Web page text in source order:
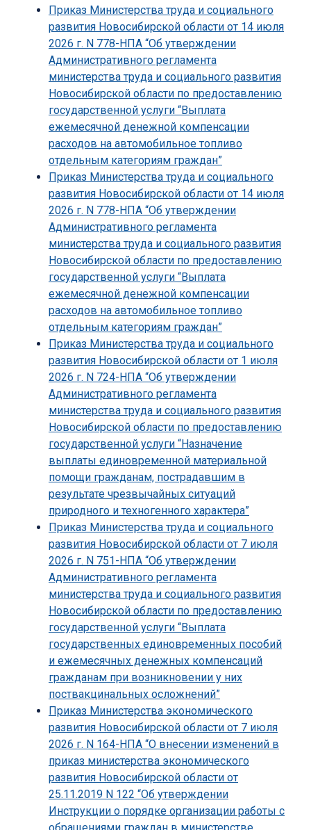
Приказ Министерства труда и социального
развития Новосибирской области от 14 июля
2026 г. N 778-НПА “Об утверждении
Административного регламента
министерства труда и социального развития
Новосибирской области по предоставлению
государственной услуги “Выплата
ежемесячной денежной компенсации
расходов на автомобильное топливо
отдельным категориям граждан”
Приказ Министерства труда и социального
развития Новосибирской области от 14 июля
2026 г. N 778-НПА “Об утверждении
Административного регламента
министерства труда и социального развития
Новосибирской области по предоставлению
государственной услуги “Выплата
ежемесячной денежной компенсации
расходов на автомобильное топливо
отдельным категориям граждан”
Приказ Министерства труда и социального
развития Новосибирской области от 1 июля
2026 г. N 724-НПА “Об утверждении
Административного регламента
министерства труда и социального развития
Новосибирской области по предоставлению
государственной услуги “Назначение
выплаты единовременной материальной
помощи гражданам, пострадавшим в
результате чрезвычайных ситуаций
природного и техногенного характера”
Приказ Министерства труда и социального
развития Новосибирской области от 7 июля
2026 г. N 751-НПА “Об утверждении
Административного регламента
министерства труда и социального развития
Новосибирской области по предоставлению
государственной услуги “Выплата
государственных единовременных пособий
и ежемесячных денежных компенсаций
гражданам при возникновении у них
поствакцинальных осложнений”
Приказ Министерства экономического
развития Новосибирской области от 7 июля
2026 г. N 164-НПА “О внесении изменений в
приказ министерства экономического
развития Новосибирской области от
25.11.2019 N 122 “Об утверждении
Инструкции о порядке организации работы с